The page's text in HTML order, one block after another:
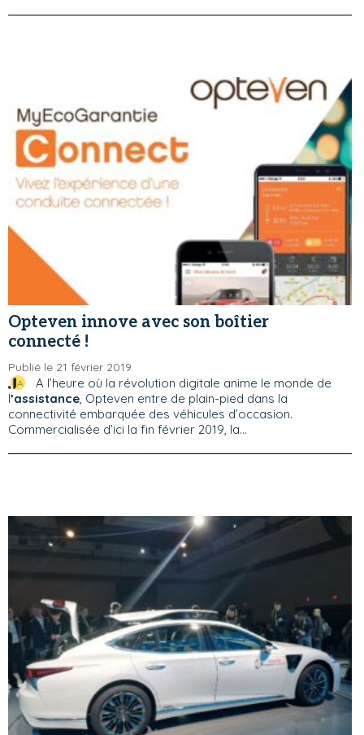
Opteven innove avec son boîtier
connecté !
Publié le 21 février 2019
A l’heure où la révolution digitale anime le monde de
l’assistance , Opteven entre de plain-pied dans la
connectivité embarquée des véhicules d’occasion.
Commercialisée d’ici la fin février 2019, la...